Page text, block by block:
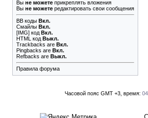
Вы не можете прикреплять вложения
Вы не можете редактировать свои сообщения
BB коды Вкл.
Смайлы Вкл.
[IMG] код Вкл.
HTML код Выкл.
Trackbacks are Вкл.
Pingbacks are Вкл.
Refbacks are Выкл.
Правила форума
Часовой пояс GMT +3, время: